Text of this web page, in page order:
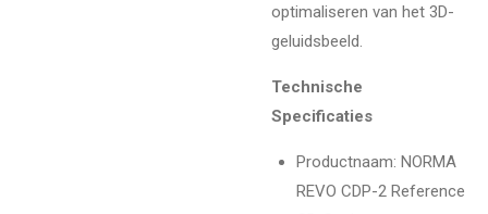
optimaliseren van het 3D-
geluidsbeeld.
Technische
Specificaties
Productnaam: NORMA
REVO CDP-2 Reference